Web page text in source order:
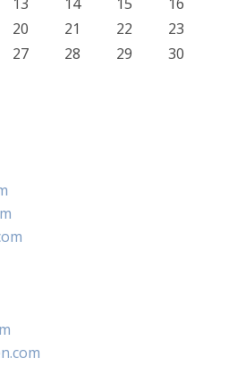
20 21 22
23
27 28 29
30